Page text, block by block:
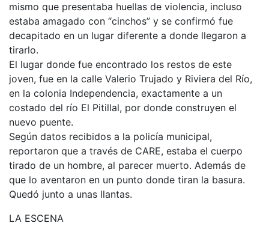
mismo que presentaba huellas de violencia, incluso
estaba amagado con “cinchos” y se confirmó fue
decapitado en un lugar diferente a donde llegaron a
tirarlo.
El lugar donde fue encontrado los restos de este
joven, fue en la calle Valerio Trujado y Riviera del Río,
en la colonia Independencia, exactamente a un
costado del río El Pitillal, por donde construyen el
nuevo puente.
Según datos recibidos a la policía municipal,
reportaron que a través de CARE, estaba el cuerpo
tirado de un hombre, al parecer muerto. Además de
que lo aventaron en un punto donde tiran la basura.
Quedó junto a unas llantas.
LA ESCENA